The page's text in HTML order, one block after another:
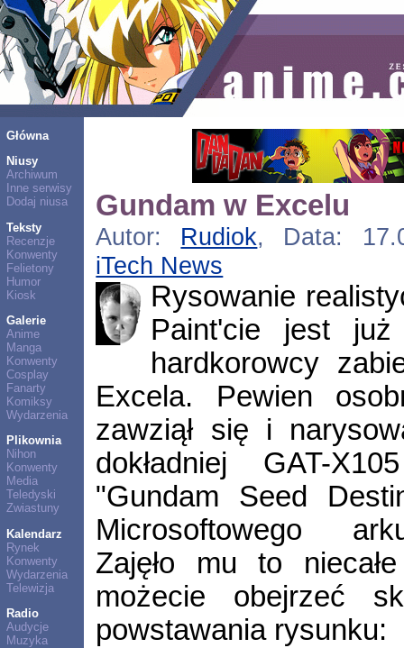
Główna
Niusy
Archiwum
Inne serwisy
Dodaj niusa
Teksty
Recenzje
Konwenty
Felietony
Humor
Kiosk
Galerie
Anime
Manga
Konwenty
Cosplay
Fanarty
Komiksy
Wydarzenia
Plikownia
Nihon
Konwenty
Media
Teledyski
Zwiastuny
Kalendarz
Rynek
Konwenty
Wydarzenia
Telewizja
Radio
Audycje
Muzyka
Gundam w Excelu
Autor: Rudiok, Data:
iTech News
Rysowanie
Paint'cie jest już
hardkorowcy
Excela. Pewien
zawziął się i
dokładniej GAT-
"Gundam Seed
Microsoftowego
Zajęło mu to
możecie obejrzeć
powstawania rysunku: